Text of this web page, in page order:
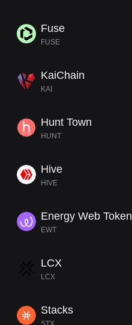
Fuse
FUSE
KaiChain
KAI
Hunt Town
HUNT
Hive
HIVE
Energy Web Token
EWT
LCX
LCX
Stacks